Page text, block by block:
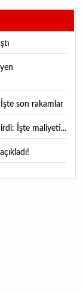
son rakamlar
İşte maliyeti...